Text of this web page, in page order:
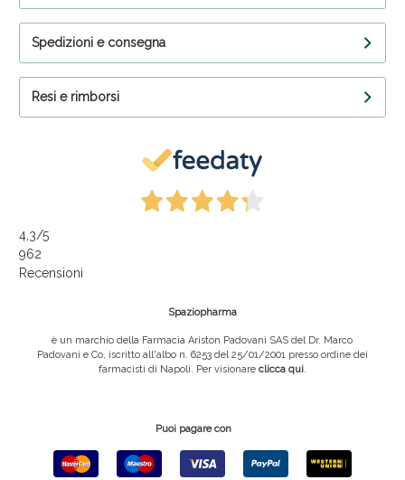
Spedizioni e consegna
Resi e rimborsi
4,3/5
962
Recensioni
Spaziopharma
è un marchio della Farmacia Ariston Padovani SAS del Dr. Marco
Padovani e Co, iscritto all'albo n. 6253 del 25/01/2001 presso ordine dei
farmacisti di Napoli. Per visionare clicca qui.
Puoi pagare con